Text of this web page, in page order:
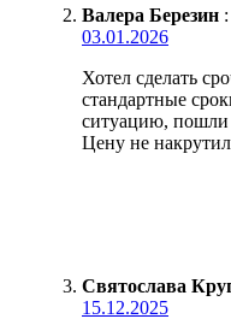
Валера Березин :
03.01.2026
Хотел сделать
стандартные
ситуацию, пошли
Цену не
Святослава
15.12.2025